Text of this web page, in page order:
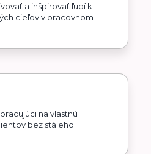
a inšpirovať ľudí k
cieľov v pracovnom
na vlastnú
bez stáleho